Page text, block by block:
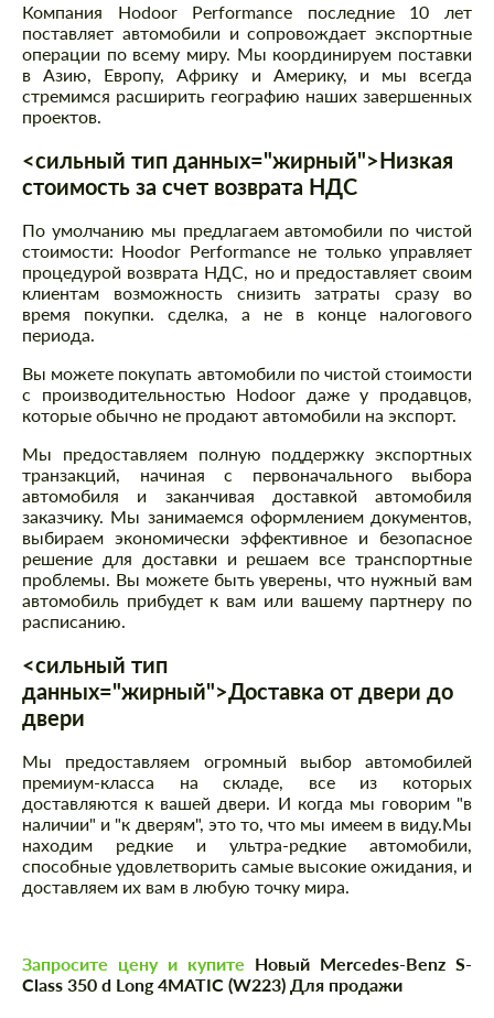
Компания Hodoor Performance последние 10 лет
поставляет автомобили и сопровождает экспортные
операции по всему миру. Мы координируем поставки
в Азию, Европу, Африку и Америку, и мы всегда
стремимся расширить географию наших завершенных
проектов.
<сильный тип данных="жирный">Низкая
стоимость за счет возврата НДС
По умолчанию мы предлагаем автомобили по чистой
стоимости: Hoodor Performance не только управляет
процедурой возврата НДС, но и предоставляет своим
клиентам возможность снизить затраты сразу во
время покупки. сделка, а не в конце налогового
периода.
Вы можете покупать автомобили по чистой стоимости
с производительностью Hodoor даже у продавцов,
которые обычно не продают автомобили на экспорт.
Мы предоставляем полную поддержку экспортных
транзакций, начиная с первоначального выбора
автомобиля и заканчивая доставкой автомобиля
заказчику. Мы занимаемся оформлением документов,
выбираем экономически эффективное и безопасное
решение для доставки и решаем все транспортные
проблемы. Вы можете быть уверены, что нужный вам
автомобиль прибудет к вам или вашему партнеру по
расписанию.
<сильный тип
данных="жирный">Доставка от двери до
двери
Мы предоставляем огромный выбор автомобилей
премиум-класса на складе, все из которых
доставляются к вашей двери. И когда мы говорим "в
наличии" и "к дверям", это то, что мы имеем в виду.Мы
находим редкие и ультра-редкие автомобили,
способные удовлетворить самые высокие ожидания, и
доставляем их вам в любую точку мира.
Запросите цену и купите Новый Mercedes-Benz S-
Class 350 d Long 4MATIC (W223) Для продажи